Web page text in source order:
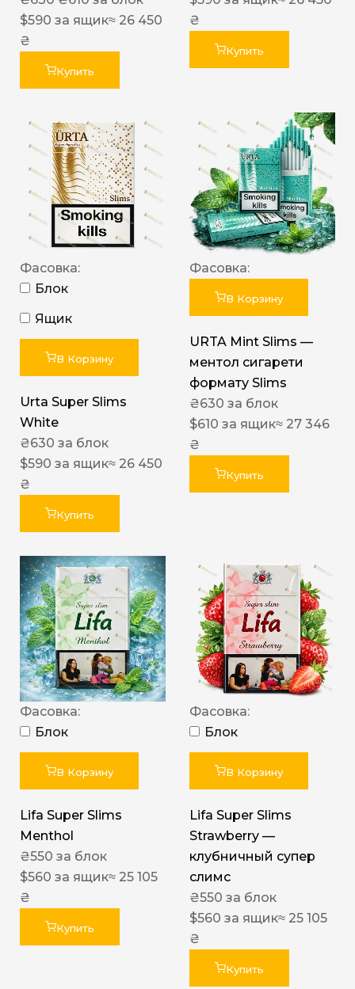
$590 за ящик≈ 26 450
₴
Купить
₴
Купить
Фасовка:
Блок
Ящик
В Корзину
Urta Super Slims
White
₴630 за блок
$590 за ящик≈ 26 450
₴
Купить
Фасовка:
В Корзину
URTA Mint Slims —
ментол сигарети
формату Slims
₴630 за блок
$610 за ящик≈ 27 346
₴
Купить
Фасовка:
Блок
В Корзину
Lifa Super Slims
Menthol
₴550 за блок
$560 за ящик≈ 25 105
₴
Купить
Фасовка:
Блок
В Корзину
Lifa Super Slims
Strawberry —
клубничный супер
слимс
₴550 за блок
$560 за ящик≈ 25 105
₴
Купить